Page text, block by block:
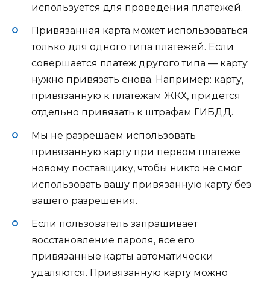
используется для проведения платежей.
Привязанная карта может использоваться
только для одного типа платежей. Если
совершается платеж другого типа — карту
нужно привязать снова. Например: карту,
привязанную к платежам ЖКХ, придется
отдельно привязать к штрафам ГИБДД.
Мы не разрешаем использовать
привязанную карту при первом платеже
новому поставщику, чтобы никто не смог
использовать вашу привязанную карту без
вашего разрешения.
Если пользователь запрашивает
восстановление пароля, все его
привязанные карты автоматически
удаляются. Привязанную карту можно